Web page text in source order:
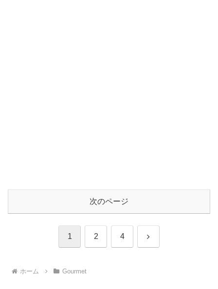
次のページ
1 2 4 次
ホーム Gourmet